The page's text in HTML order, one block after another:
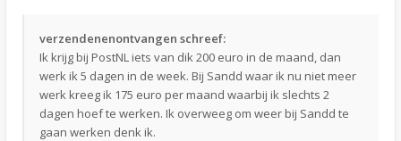
verzendenenontvangen schreef:
Ik krijg bij PostNL iets van dik 200 euro in de maand, dan
werk ik 5 dagen in de week. Bij Sandd waar ik nu niet meer
werk kreeg ik 175 euro per maand waarbij ik slechts 2
dagen hoef te werken. Ik overweeg om weer bij Sandd te
gaan werken denk ik.